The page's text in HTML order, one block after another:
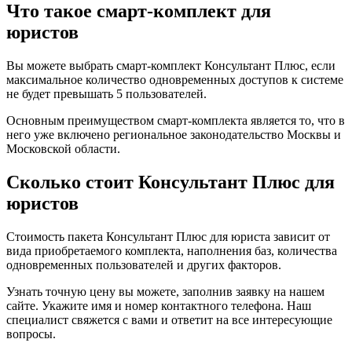
Что такое смарт-комплект для
юристов
Вы можете выбрать смарт-комплект Консультант Плюс, если
максимальное количество одновременных доступов к системе
не будет превышать 5 пользователей.
Основным преимуществом смарт-комплекта является то, что в
него уже включено региональное законодательство Москвы и
Московской области.
Сколько стоит Консультант Плюс для
юристов
Стоимость пакета Консультант Плюс для юриста зависит от
вида приобретаемого комплекта, наполнения баз, количества
одновременных пользователей и других факторов.
Узнать точную цену вы можете, заполнив заявку на нашем
сайте. Укажите имя и номер контактного телефона. Наш
специалист свяжется с вами и ответит на все интересующие
вопросы.